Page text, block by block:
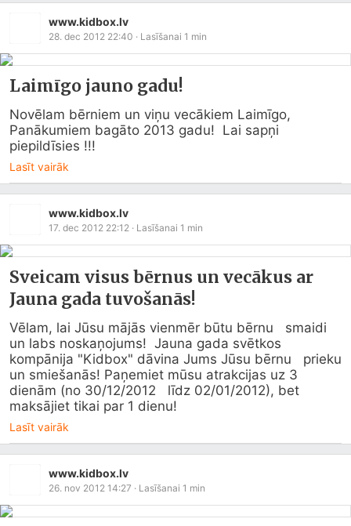
www.kidbox.lv
28. dec 2012 22:40 · Lasīšanai 1 min
Laimīgo jauno gadu!
Novēlam bērniem un viņu vecākiem Laimīgo,
Panākumiem bagāto 2013 gadu!  Lai sapņi
piepildīsies !!!
Lasīt vairāk
www.kidbox.lv
17. dec 2012 22:12 · Lasīšanai 1 min
Sveicam visus bērnus un vecākus ar
Jauna gada tuvošanās!
Vēlam, lai Jūsu mājās vienmēr būtu bērnu   smaidi
un labs noskaņojums!  Jauna gada svētkos
kompānija "Kidbox" dāvina Jums Jūsu bērnu   prieku
un smiešanās! Paņemiet mūsu atrakcijas uz 3
dienām (no 30/12/2012   līdz 02/01/2012), bet
maksājiet tikai par 1 dienu!
Lasīt vairāk
www.kidbox.lv
26. nov 2012 14:27 · Lasīšanai 1 min